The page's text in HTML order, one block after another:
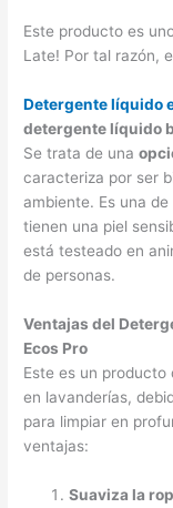
Este producto es
Late! Por tal razón,
Detergente líquido
detergente líquido
Se trata de una
caracteriza por ser
ambiente. Es una
tienen una piel
está testeado en
de personas.
Ventajas del
Ecos Pro
Este es un producto
en lavanderías,
para limpiar en
ventajas:
Suaviza la